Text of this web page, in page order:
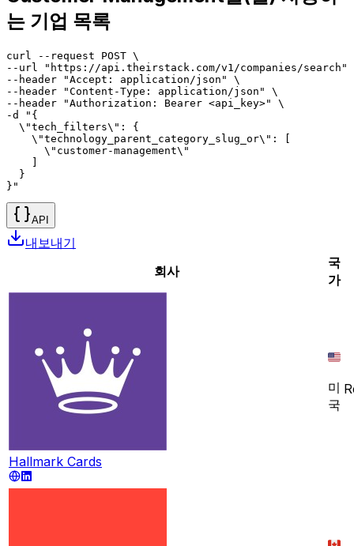
는 기업 목록
curl --request POST \
--url "https://api.theirstack.com/v1/companies/search"
--header "Accept: application/json" \
--header "Content-Type: application/json" \
--header "Authorization: Bearer <api_key>" \
-d "{
  \"tech_filters\": {
    \"technology_parent_category_slug_or\": [
      \"customer-management\"
    ]
  }
}"
API
내보내기
회사
국
가
Hallmark Cards
미
국